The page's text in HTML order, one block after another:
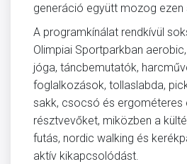
generáció együtt mozog ezen
A programkínálat rendkívül
Olimpiai Sportparkban
jóga, táncbemutatók,
foglalkozások, tollaslabda,
sakk, csocsó és ergométeres
résztvevőket, miközben a
futás, nordic walking és
aktív kikapcsolódást.